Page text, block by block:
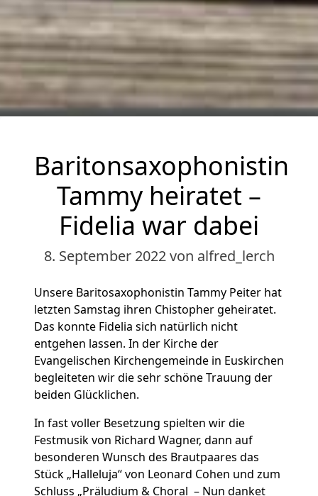
Baritonsaxophonistin
Tammy heiratet –
Fidelia war dabei
8. September 2022von alfred_lerch
Unsere Baritosaxophonistin Tammy Peiter hat
letzten Samstag ihren Chistopher geheiratet.
Das konnte Fidelia sich natürlich nicht
entgehen lassen. In der Kirche der
Evangelischen Kirchengemeinde in Euskirchen
begleiteten wir die sehr schöne Trauung der
beiden Glücklichen.
In fast voller Besetzung spielten wir die
Festmusik von Richard Wagner, dann auf
besonderen Wunsch des Brautpaares das
Stück „Halleluja“ von Leonard Cohen und zum
Schluss „Präludium & Choral – Nun danket